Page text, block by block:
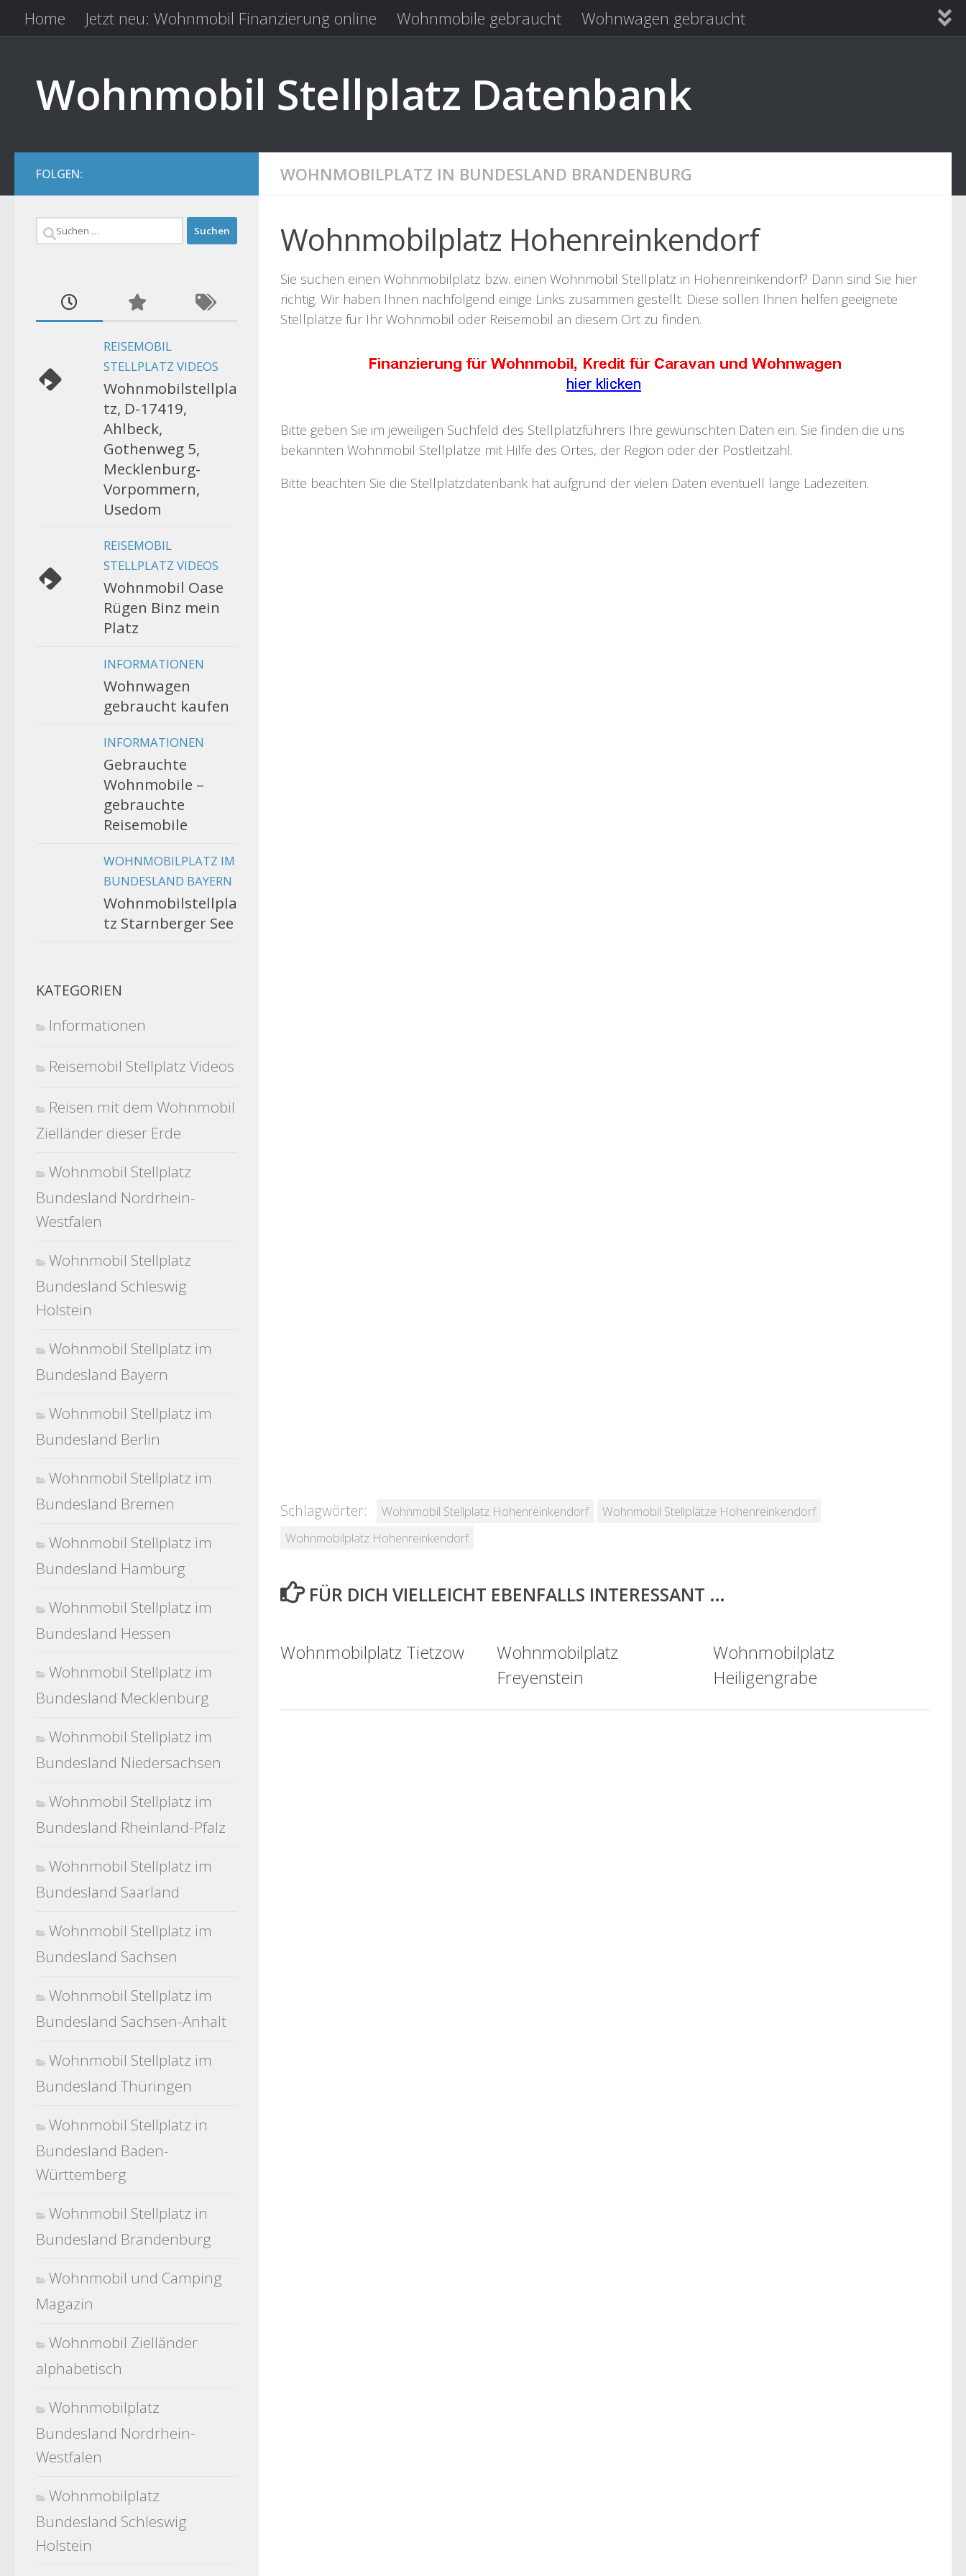
Zum Inhalt springen
Home Jetzt neu: Wohnmobil Finanzierung online Wohnmobile gebraucht
Wohnwagen gebraucht
Wohnmobil Stellplatz Datenbank
WOHNMOBILPLATZ IN BUNDESLAND BRANDENBURG
Wohnmobilplatz Hohenreinkendorf
Sie suchen einen Wohnmobilplatz bzw. einen Wohnmobil Stellplatz in Hohenreinkendorf? Dann sind Sie hier
richtig. Wir haben Ihnen nachfolgend einige Links zusammen gestellt. Diese sollen Ihnen helfen geeignete
Stellplätze für Ihr Wohnmobil oder Reisemobil an diesem Ort zu finden.
Bitte geben Sie im jeweiligen Suchfeld des Stellplatzführers Ihre gewünschten Daten ein. Sie finden die uns
bekannten Wohnmobil Stellplätze mit Hilfe des Ortes, der Region oder der Postleitzahl.
Bitte beachten Sie die Stellplatzdatenbank hat aufgrund der vielen Daten eventuell lange Ladezeiten.
Schlagwörter: Wohnmobil Stellplatz Hohenreinkendorf
Wohnmobil Stellplätze Hohenreinkendorf
Wohnmobilplatz Hohenreinkendorf
FÜR DICH VIELLEICHT EBENFALLS INTERESSANT …
Wohnmobilplatz Tietzow
Wohnmobilplatz
Freyenstein
Wohnmobilplatz
Heiligengrabe
FOLGEN:
Suchen
REISEMOBIL
STELLPLATZ VIDEOS
Wohnmobilstellpla
tz, D-17419,
Ahlbeck,
Gothenweg 5,
Mecklenburg-
Vorpommern,
Usedom
REISEMOBIL
STELLPLATZ VIDEOS
Wohnmobil Oase
Rügen Binz mein
Platz
INFORMATIONEN
Wohnwagen
gebraucht kaufen
INFORMATIONEN
Gebrauchte
Wohnmobile –
gebrauchte
Reisemobile
WOHNMOBILPLATZ IM
BUNDESLAND BAYERN
Wohnmobilstellpla
tz Starnberger See
KATEGORIEN
Informationen
Reisemobil Stellplatz Videos
Reisen mit dem Wohnmobil
Zielländer dieser Erde
Wohnmobil Stellplatz
Bundesland Nordrhein-
Westfalen
Wohnmobil Stellplatz
Bundesland Schleswig
Holstein
Wohnmobil Stellplatz im
Bundesland Bayern
Wohnmobil Stellplatz im
Bundesland Berlin
Wohnmobil Stellplatz im
Bundesland Bremen
Wohnmobil Stellplatz im
Bundesland Hamburg
Wohnmobil Stellplatz im
Bundesland Hessen
Wohnmobil Stellplatz im
Bundesland Mecklenburg
Wohnmobil Stellplatz im
Bundesland Niedersachsen
Wohnmobil Stellplatz im
Bundesland Rheinland-Pfalz
Wohnmobil Stellplatz im
Bundesland Saarland
Wohnmobil Stellplatz im
Bundesland Sachsen
Wohnmobil Stellplatz im
Bundesland Sachsen-Anhalt
Wohnmobil Stellplatz im
Bundesland Thüringen
Wohnmobil Stellplatz in
Bundesland Baden-
Württemberg
Wohnmobil Stellplatz in
Bundesland Brandenburg
Wohnmobil und Camping
Magazin
Wohnmobil Zielländer
alphabetisch
Wohnmobilplatz
Bundesland Nordrhein-
Westfalen
Wohnmobilplatz
Bundesland Schleswig
Holstein